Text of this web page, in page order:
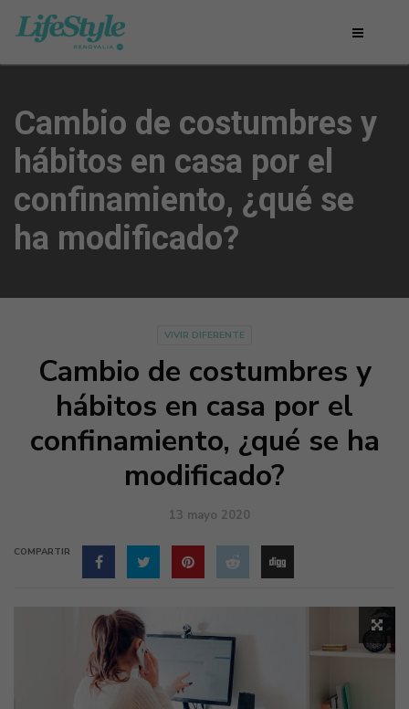
Cambio de costumbres y
hábitos en casa por el
confinamiento, ¿qué se
ha modificado?
VIVIR DIFERENTE
Cambio de costumbres y
hábitos en casa por el
confinamiento, ¿qué se ha
modificado?
13 mayo 2020
COMPARTIR